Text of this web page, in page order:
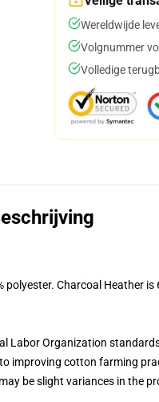
Wereldwijde
Volgnummer
Volledige
Charcoal Heather
Labor Organization
improving cotton farming
be slight variances in the